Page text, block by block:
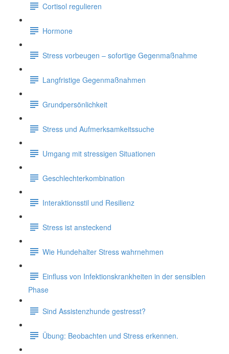
Cortisol regulieren
Hormone
Stress vorbeugen – sofortige Gegenmaßnahme
Langfristige Gegenmaßnahmen
Grundpersönlichkeit
Stress und Aufmerksamkeitssuche
Umgang mit stressigen Situationen
Geschlechterkombination
Interaktionsstil und Resilienz
Stress ist ansteckend
Wie Hundehalter Stress wahrnehmen
Einfluss von Infektionskrankheiten in der sensiblen
Phase
Sind Assistenzhunde gestresst?
Übung: Beobachten und Stress erkennen.